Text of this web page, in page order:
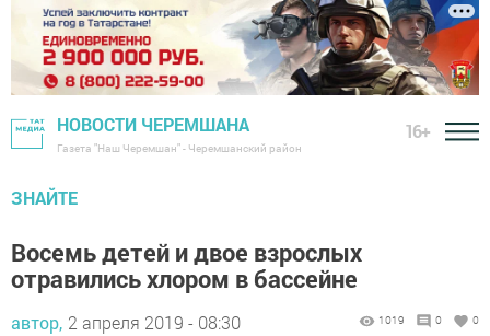
НОВОСТИ ЧЕРЕМШАНА
Газета "Наш Черемшан" - Черемшанский район
16+
ЗНАЙТЕ
Восемь детей и двое взрослых
отравились хлором в бассейне
автор, 2 апреля 2019 - 08:30 1019 0 0